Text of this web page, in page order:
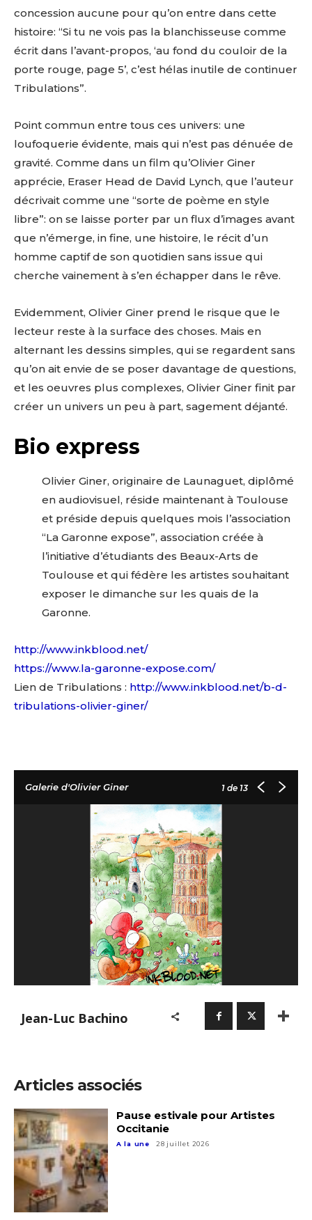
concession aucune pour qu’on entre dans cette
histoire: “Si tu ne vois pas la blanchisseuse comme
écrit dans l’avant-propos, ‘au fond du couloir de la
porte rouge, page 5’, c’est hélas inutile de continuer
Tribulations”.
Point commun entre tous ces univers: une
loufoquerie évidente, mais qui n’est pas dénuée de
gravité. Comme dans un film qu’Olivier Giner
apprécie, Eraser Head de David Lynch, que l’auteur
décrivait comme une “sorte de poème en style
libre”: on se laisse porter par un flux d’images avant
que n’émerge, in fine, une histoire, le récit d’un
homme captif de son quotidien sans issue qui
cherche vainement à s’en échapper dans le rêve.
Evidemment, Olivier Giner prend le risque que le
lecteur reste à la surface des choses. Mais en
alternant les dessins simples, qui se regardent sans
qu’on ait envie de se poser davantage de questions,
et les oeuvres plus complexes, Olivier Giner finit par
créer un univers un peu à part, sagement déjanté.
Bio express
Olivier Giner, originaire de Launaguet, diplômé
en audiovisuel, réside maintenant à Toulouse
et préside depuis quelques mois l’association
“La Garonne expose”, association créée à
l’initiative d’étudiants des Beaux-Arts de
Toulouse et qui fédère les artistes souhaitant
exposer le dimanche sur les quais de la
Garonne.
http://www.inkblood.net/
https://www.la-garonne-expose.com/
Lien de Tribulations : http://www.inkblood.net/b-d-
tribulations-olivier-giner/
Galerie d'Olivier Giner 1 de 13
Jean-Luc Bachino
Articles associés
Pause estivale pour Artistes
Occitanie
A la une 28 juillet 2026